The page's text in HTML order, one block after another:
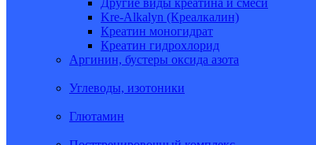
Kre-Alkalyn (Креалкалин)
Креатин моногидрат
Креатин гидрохлорид
Аргинин, бустеры оксида азота
Углеводы, изотоники
Глютамин